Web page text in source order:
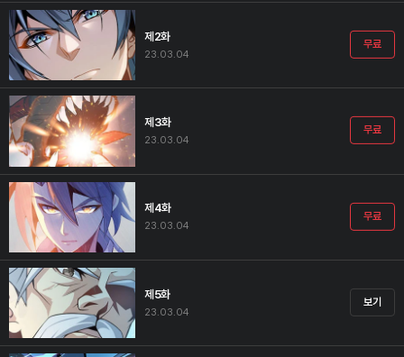
제2화
23.03.04
무료
제3화
23.03.04
무료
제4화
23.03.04
무료
제5화
23.03.04
보기